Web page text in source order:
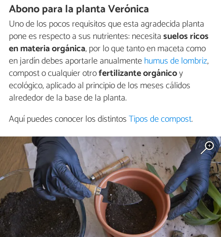
Abono para la planta Verónica
Uno de los pocos requisitos que esta agradecida planta
pone es respecto a sus nutrientes: necesitasuelos ricos
en materia orgánica, por lo que tanto en maceta como
en jardín debes aportarle anualmentehumus de lombriz,
compost o cualquier otrofertilizante orgánicoy
ecológico, aplicado al principio de los meses cálidos
alrededor de la base de la planta.
Aquí puedes conocer los distintosTipos de compost.